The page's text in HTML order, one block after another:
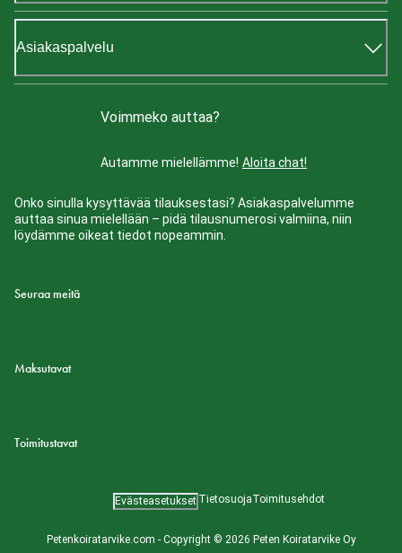
Asiakaspalvelu
Voimmeko auttaa?
Autamme mielellämme! Aloita chat!
Onko sinulla kysyttävää tilauksestasi? Asiakaspalvelumme
auttaa sinua mielellään – pidä tilausnumerosi valmiina, niin
löydämme oikeat tiedot nopeammin.
Seuraa meitä
Maksutavat
Toimitustavat
Petenkoiratarvike.com - Copyright © 2026 Peten Koiratarvike Oy
Evästeasetukset TietosuojaToimitusehdot